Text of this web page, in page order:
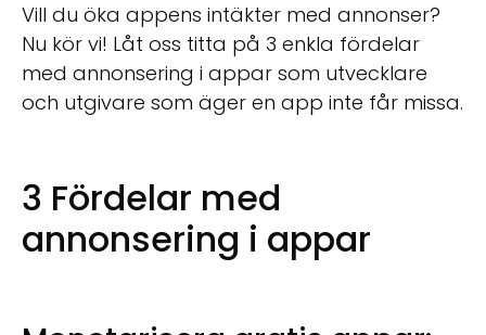
Vill du öka appens intäkter med annonser?
Nu kör vi! Låt oss titta på 3 enkla fördelar
med annonsering i appar som utvecklare
och utgivare som äger en app inte får missa.
3 Fördelar med
annonsering i appar